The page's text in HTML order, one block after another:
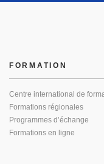
FORMATION
Centre international de
Formations régionales
Programmes d’échange
Formations en ligne